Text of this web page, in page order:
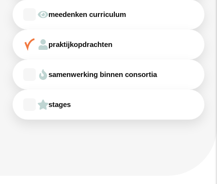
meedenken curriculum
praktijkopdrachten
samenwerking binnen consortia
stages